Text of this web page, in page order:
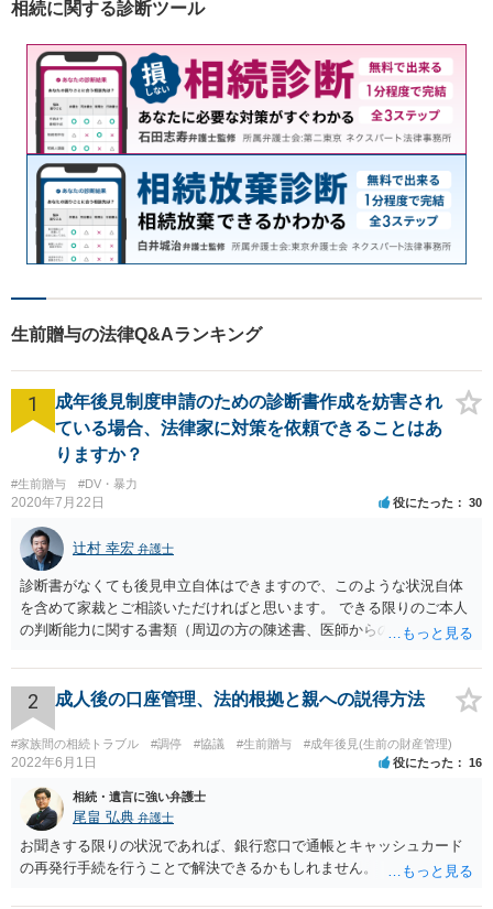
相続に関する診断ツール
生前贈与の法律Q&Aランキング
1
成年後見制度申請のための診断書作成を妨害され
ている場合、法律家に対策を依頼できることはあ
りますか？
#生前贈与 #DV・暴力
2020年7月22日 役にたった 30
辻村 幸宏 弁護士
診断書がなくても後見申立自体はできますので、このような状況自体
を含めて家裁とご相談いただければと思います。 できる限りのご本人
の判断能力に関する書類（周辺の方の陳述書、医師からの聴取書等）
をしていただければそこから先は進むのではないかと存じます。 ま
た、Aさんの意向を酌みすぎるあまりに後見申立ができない状況にして
いる施設の問題もありますので、当該地域の地域包括支援センターに
ご相談されるのもひとつの方法です。
2 成人後の口座管理、法的根拠と親への説得方法
#家族間の相続トラブル #調停 #協議 #生前贈与 #成年後見(生前の財産管理)
2022年6月1日 役にたった 16
相続・遺言に強い弁護士
尾畠 弘典 弁護士
お聞きする限りの状況であれば、銀行窓口で通帳とキャッシュカード
の再発行手続を行うことで解決できるかもしれません。